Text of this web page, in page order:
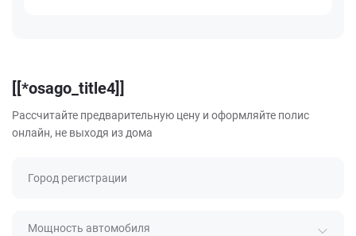
[[*osago_title4]]
Рассчитайте предварительную цену и оформляйте полис
онлайн, не выходя из дома
Город регистрации
Мощность автомобиля